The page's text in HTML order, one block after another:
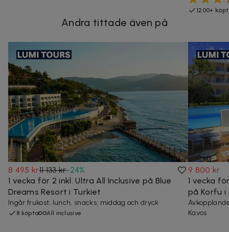
1200+
Andra tittade även på
8 495 kr11 133 kr-24%
1 vecka för 2 inkl. Ultra All Inclusive på Blue
Dreams Resort i Turkiet
Ingår frukost, lunch, snacks, middag och dryck
8 köpta All inclusive
9 800 kr
1 vecka
på Korfu i
Kavos